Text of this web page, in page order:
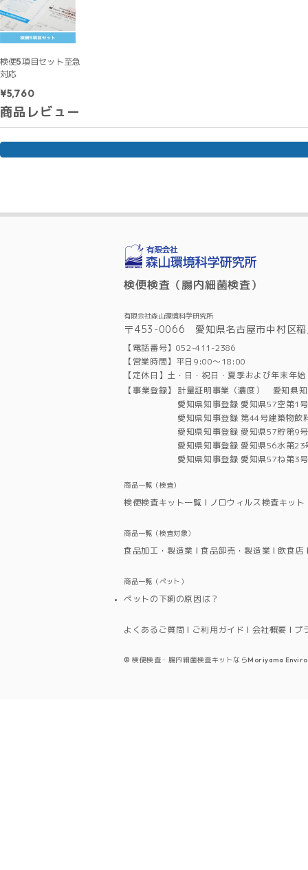
検便5項目セット至急
対応
¥5,760
商品レビュー
検便検査（腸内細菌検査）
有限会社森山環境科学研究所
〒453-0066 愛知県名古屋市中村区
【電話番号】052-411-2386
【営業時間】平日9:00～18:00
【定休日】土・日・祝日・夏季および年末年始
【事業登録】
計量証明事業（濃度） 愛知県
愛知県知事登録 愛知県57空第1
愛知県知事登録 第44号建築物飲
愛知県知事登録 愛知県57貯第9
愛知県知事登録 愛知県56水第
愛知県知事登録 愛知県57ね第3号
商品一覧（検査）
検便検査キット一覧 ノロウィルス検査キット
商品一覧（検査対象）
食品加工・製造業 食品卸売・製造業 飲食店
商品一覧（ペット）
ペットの下痢の原因は？
よくあるご質問 ご利用ガイド 会社概要 プ
©検便検査・腸内細菌検査キットならMoriyama